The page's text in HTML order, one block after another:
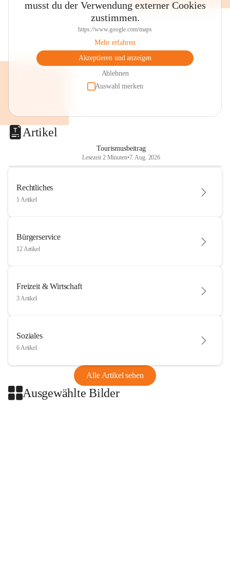
musst du der Verwendung externer Cookies
zustimmen.
https://www.google.com/maps
Mehr erfahren
Akzeptieren und anzeigen
Ablehnen
Auswahl merken
Artikel
Tourismusbeitrag
Lesezeit 2 Minuten•7. Aug. 2026
Rechtliches
1 Artikel
Bürgerservice
12 Artikel
Freizeit & Wirtschaft
3 Artikel
Soziales
6 Artikel
Alle Artikel sehen
Ausgewählte Bilder